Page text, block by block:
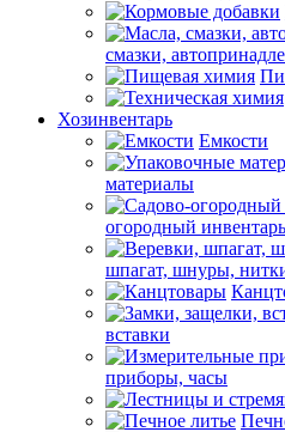
смазки,
Хозинвентарь
Емкости
материалы
огородный инвентарь
шпагат, шнуры,
вставки
приборы, часы